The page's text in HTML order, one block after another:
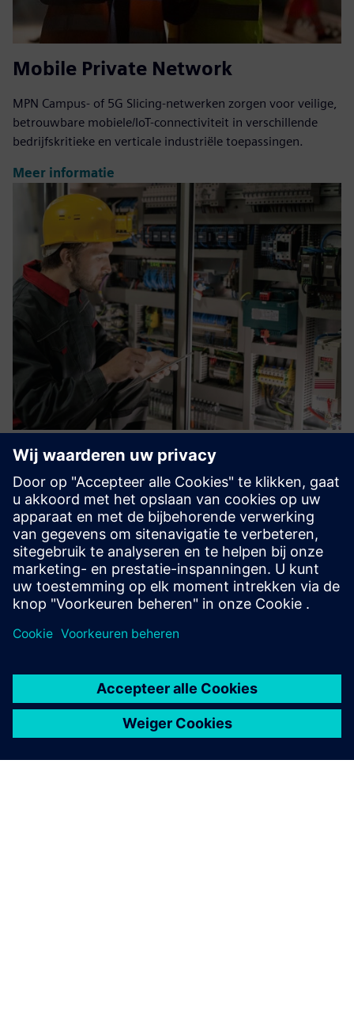
Mobile Private Network
MPN Campus- of 5G Slicing-netwerken zorgen voor veilige,
betrouwbare mobiele/IoT-connectiviteit in verschillende
bedrijfskritieke en verticale industriële toepassingen.
Meer informatie
IoT Starter Services and Business
IoT Connect
Of het nu gaat om slimme gebouwen, slimme machines of
milieusensoren — wij helpen u al uw IoT-apparaten snel en
eenvoudig met elkaar te verbinden.
Meer informatie